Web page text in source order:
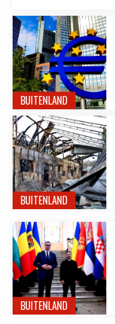
BUITENLAND
BUITENLAND
BUITENLAND